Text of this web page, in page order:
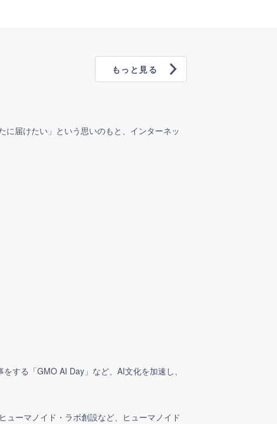
もっと見る
届けたい」という思いのもと、インターネッ
する「GMO AI Day」など、AI文化を加速し、
ューマノイド・ラボ創設など、ヒューマノイド